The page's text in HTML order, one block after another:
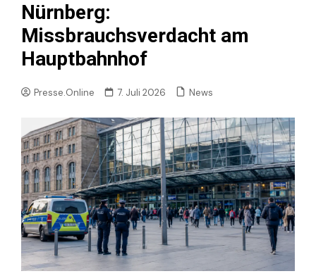
Nürnberg:
Missbrauchsverdacht am
Hauptbahnhof
Presse.Online 7. Juli 2026 News